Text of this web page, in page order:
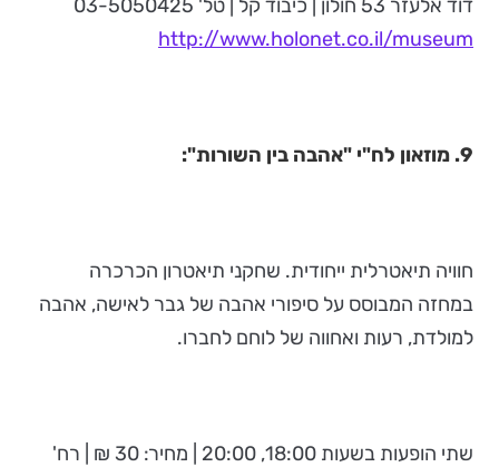
דוד אלעזר 53 חולון | כיבוד קל | טל' 03-5050425
http://www.holonet.co.il/museum
9. מוזאון לח"י "אהבה בין השורות":
חוויה תיאטרלית ייחודית. שחקני תיאטרון הכרכרה
במחזה המבוסס על סיפורי אהבה של גבר לאישה, אהבה
למולדת, רעות ואחווה של לוחם לחברו.
שתי הופעות בשעות 18:00, 20:00 | מחיר: 30 ₪ | רח'